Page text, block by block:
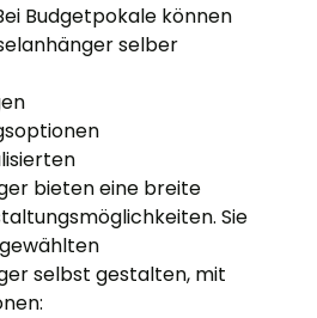
Budgetpokale können
selber
bieten eine breite
Sie
selbst gestalten, mit